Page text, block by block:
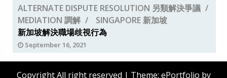
ALTERNATE DISPUTE RESOLUTION 另類解決爭議
MEDIATION 調解
SINGAPORE 新加坡
新加坡解決職場歧視行為
September 16, 2021
Copyright All right reserved | Theme: ePortfolio by